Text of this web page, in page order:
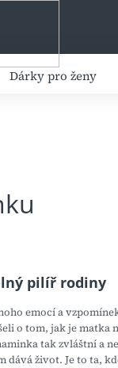
Dárky pro ženy
pilíř rodiny
emocí a
o tom, jak je
tak zvláštní a
život. Je to ta,